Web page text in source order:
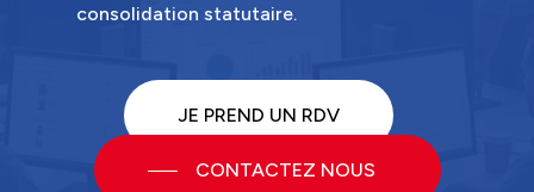
consolidation statutaire.
JE PREND UN RDV
CONTACTEZ NOUS